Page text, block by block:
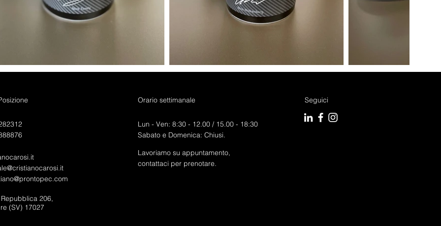
206,
(SV) 17027
Orario settimanale
Lun - Ven: 8:30 - 12.00 / 15.00 - 18:30
Sabato e Domenica: Chiusi.
Lavoriamo su appuntamento,
contattaci per prenotare.
Seguici